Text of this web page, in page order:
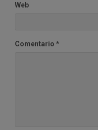
Web
Comentario *